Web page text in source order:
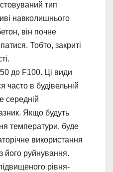
тип
навколишнього
він почне
Тобто, закриті
до F100. Ці види
часто в будівельній
середній
Якщо будуть
температури, буде
використання
його руйнування.
рівня-